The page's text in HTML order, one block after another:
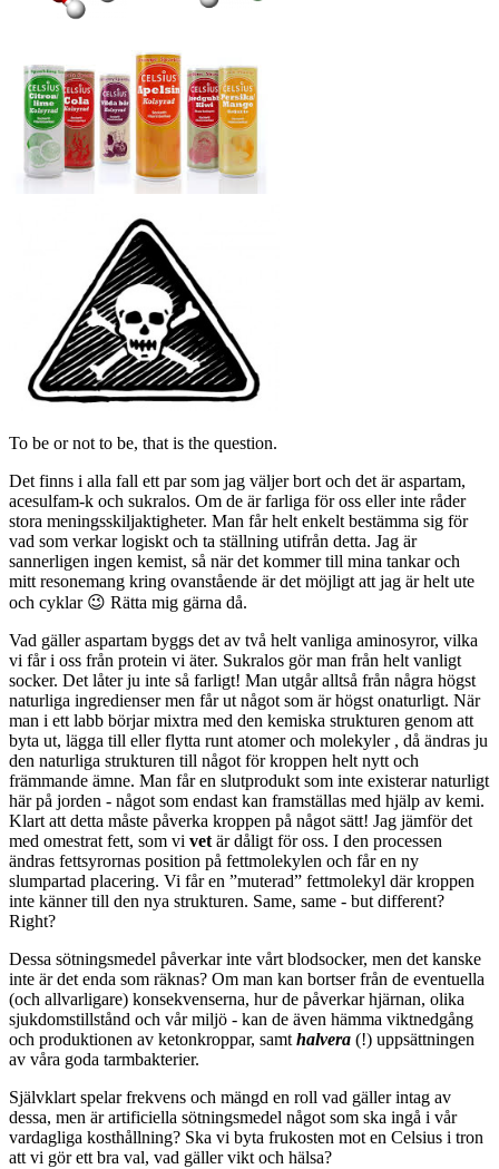
To be or not to be, that is the question.
Det finns i alla fall ett par som jag väljer bort och det är aspartam,
acesulfam-k och sukralos. Om de är farliga för oss eller inte råder
stora meningsskiljaktigheter. Man får helt enkelt bestämma sig för
vad som verkar logiskt och ta ställning utifrån detta. Jag är
sannerligen ingen kemist, så när det kommer till mina tankar och
mitt resonemang kring ovanstående är det möjligt att jag är helt ute
och cyklar 😉 Rätta mig gärna då.
Vad gäller aspartam byggs det av två helt vanliga aminosyror, vilka
vi får i oss från protein vi äter. Sukralos gör man från helt vanligt
socker. Det låter ju inte så farligt! Man utgår alltså från några högst
naturliga ingredienser men får ut något som är högst onaturligt. När
man i ett labb börjar mixtra med den kemiska strukturen genom att
byta ut, lägga till eller flytta runt atomer och molekyler , då ändras ju
den naturliga strukturen till något för kroppen helt nytt och
främmande ämne. Man får en slutprodukt som inte existerar naturligt
här på jorden - något som endast kan framställas med hjälp av kemi.
Klart att detta måste påverka kroppen på något sätt! Jag jämför det
med omestrat fett, som vi vetär dåligt för oss. I den processen
ändras fettsyrornas position på fettmolekylen och får en ny
slumpartad placering. Vi får en ”muterad” fettmolekyl där kroppen
inte känner till den nya strukturen. Same, same - but different?
Right?
Dessa sötningsmedel påverkar inte vårt blodsocker, men det kanske
inte är det enda som räknas? Om man kan bortser från de eventuella
(och allvarligare) konsekvenserna, hur de påverkar hjärnan, olika
sjukdomstillstånd och vår miljö - kan de även hämma viktnedgång
och produktionen av ketonkroppar, samthalvera (!) uppsättningen
av våra goda tarmbakterier.
Självklart spelar frekvens och mängd en roll vad gäller intag av
dessa, men är artificiella sötningsmedel något som ska ingå i vår
vardagliga kosthållning? Ska vi byta frukosten mot en Celsius i tron
att vi gör ett bra val, vad gäller vikt och hälsa?